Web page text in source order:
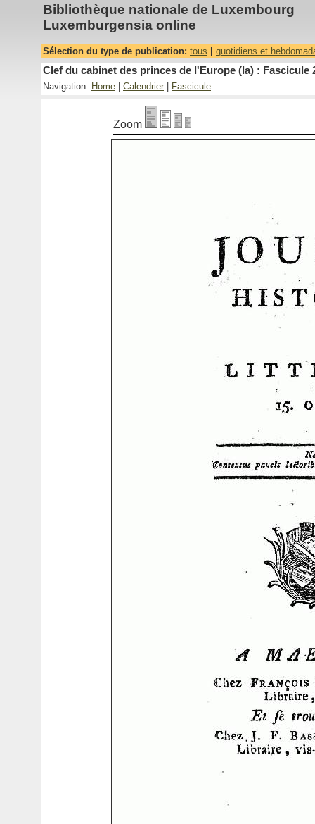
Bibliothèque nationale de Luxembourg
Luxemburgensia online
Sélection du type de publication: tous quotidiens et
Clef du cabinet des princes de l'Europe (la) : Fascicule
Navigation: Home Calendrier Fascicule
Zoom